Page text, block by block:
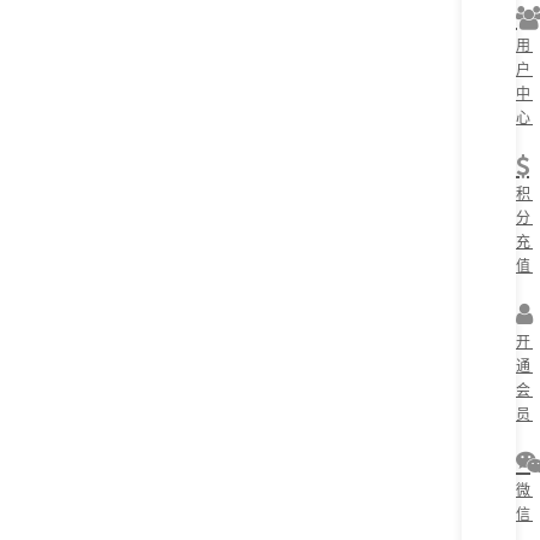
用
户
中
心
积
分
充
值
开
通
会
员
微
信